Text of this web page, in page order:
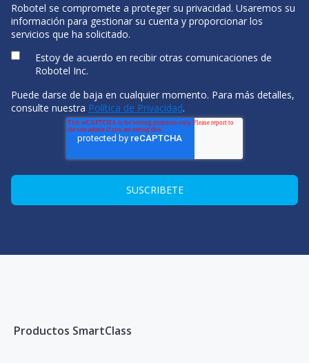
Robotel se compromete a proteger su privacidad. Usaremos su
información para gestionar su cuenta y proporcionar los
servicios que ha solicitado.
Estoy de acuerdo en recibir otras comunicaciones de
Robotel Inc.
Puede darse de baja en cualquier momento. Para más detalles,
consulte nuestra Política de Privacidad.
Productos SmartClass